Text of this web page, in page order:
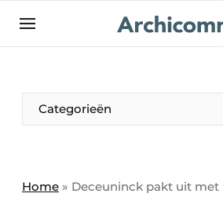
NL be-FR
Categorieën
Home » Deceuninck pakt uit met